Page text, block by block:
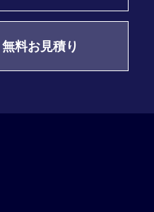
料お見積り